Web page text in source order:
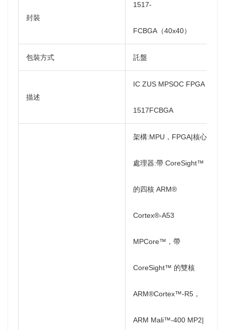
封裝
1517-
FCBGA（40x40）
包裝方式 託盤
描述
IC ZUS MPSOC FPGA
1517FCBGA
架構:MPU，FPGA|核心
處理器:帶 CoreSight™
的四核 ARM®
Cortex®-A53
MPCore™，帶
CoreSight™ 的雙核
ARM®Cortex™-R5，
ARM Mali™-400 MP2|